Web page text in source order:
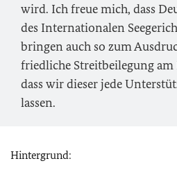
wird. Ich freue mich, dass
des Internationalen
bringen auch so zum
friedliche Streitbeilegung
dass wir dieser jede
lassen.
Hintergrund: